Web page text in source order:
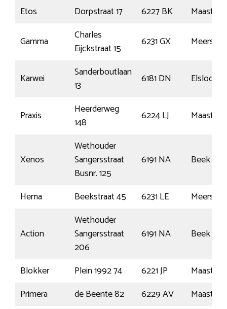
Etos Dorpstraat 17 6227 BK
Gamma
Charles
Eijckstraat 15
6231 GX Meerssen
Karwei
Sanderboutlaan
13
6181 DN Elsloo
Praxis
Heerderweg
148
6224 LJ
Xenos
Wethouder
Sangersstraat
Busnr. 125
6191 NA Beek
Hema Beekstraat 45 6231 LE Meerssen
Action
Wethouder
Sangersstraat
206
6191 NA Beek
Blokker Plein 1992 74 6221 JP
Primera
de Beente 82 6229 AV